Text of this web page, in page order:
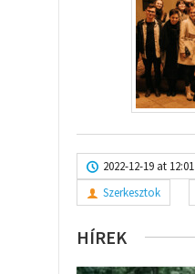
2022-12-19 at 12:01
Szerkesztok
HÍREK